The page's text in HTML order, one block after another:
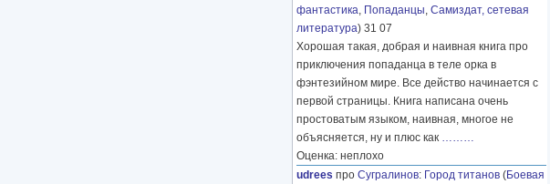
фантастика, Попаданцы, Самиздат, сетевая
литература) 31 07
Хорошая такая, добрая и наивная книга про
приключения попаданца в теле орка в
фэнтезийном мире. Все действо начинается с
первой страницы. Книга написана очень
простоватым языком, наивная, многое не
объясняется, ну и плюс как ………
Оценка: неплохо
udrees про Сугралинов: Город титанов (Боевая